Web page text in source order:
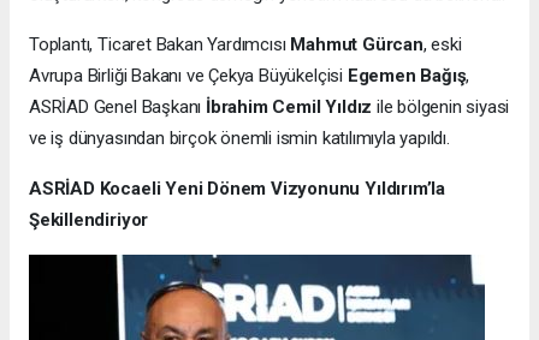
Toplantı, Ticaret Bakan Yardımcısı Mahmut Gürcan, eski
Avrupa Birliği Bakanı ve Çekya Büyükelçisi Egemen Bağış,
ASRİAD Genel Başkanı İbrahim Cemil Yıldız ile bölgenin siyasi
ve iş dünyasından birçok önemli ismin katılımıyla yapıldı.
ASRİAD Kocaeli Yeni Dönem Vizyonunu Yıldırım’la
Şekillendiriyor